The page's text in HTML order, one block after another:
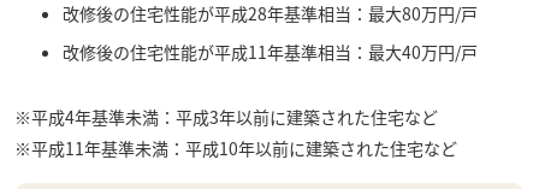
改修後の住宅性能が平成28年基準相当：最大80万円/戸
改修後の住宅性能が平成11年基準相当：最大40万円/戸
※平成4年基準未満：平成3年以前に建築された住宅など
※平成11年基準未満：平成10年以前に建築された住宅など